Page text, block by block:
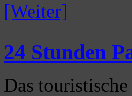
[Weiter]
24 Stunden
Das